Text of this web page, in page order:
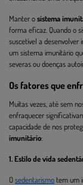
Manter osistema
forma eficaz. Quando o
suscetível a desenvolver
um sistema imunitário
severas ou doenças
Os fatores que
Muitas vezes, até sem
enfraquecer
capacidade de nos
imunitário:
1. Estilo de vida
Osedentarismotem um